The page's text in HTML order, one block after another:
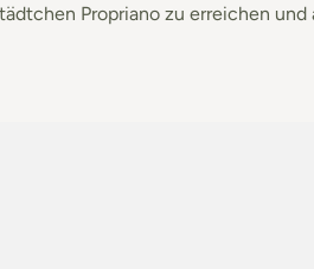
Propriano zu erreichen und